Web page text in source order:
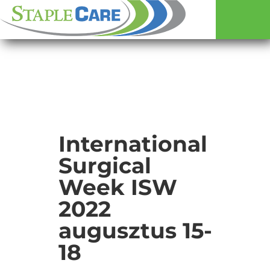
International
Surgical
Week ISW
2022
augusztus 15-
18